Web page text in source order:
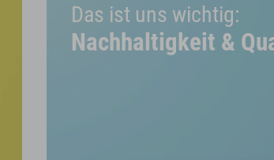
Das ist uns wichtig:
Nachhaltigkeit &